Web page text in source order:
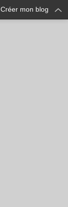
Créer mon blog